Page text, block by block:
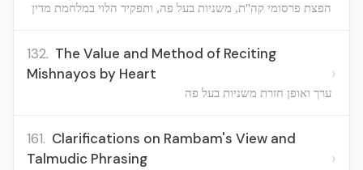
הפצת פרסומי קה"ת, משניות בעל פה, ותפקיד הלוי במלחמת מדין
132. The Value and Method of Reciting
Mishnayos by Heart
ערך ואופן חזרת משניות בעל פה
›
161. Clarifications on Rambam's View and
Talmudic Phrasing
›